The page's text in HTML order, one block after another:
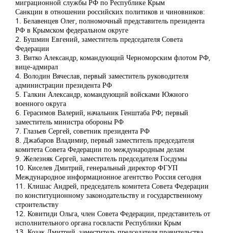
миграционной службы РФ по Республике Крым
Санкции в отношении российских политиков и чиновников:
1. Белавенцев Олег, полномочный представитель президента
РФ в Крымском федеральном округе
2. Бушмин Евгений, заместитель председателя Совета
Федерации
3. Витко Александр, командующий Черноморским флотом РФ,
вице-адмирал
4. Володин Вячеслав, первый заместитель руководителя
администрации президента РФ
5. Галкин Александр, командующий войсками Южного
военного округа
6. Герасимов Валерий, начальник Генштаба РФ; первый
заместитель министра обороны РФ
7. Глазьев Сергей, советник президента РФ
8. Джабаров Владимир, первый заместитель председателя
комитета Совета Федерации по международным делам
9. Железняк Сергей, заместитель председателя Госдумы
10. Киселев Дмитрий, генеральный директор ФГУП
Международное информационное агентство Россия сегодня
11. Клишас Андрей, председатель комитета Совета Федерации
по конституционному законодательству и государственному
строительству
12. Ковитиди Ольга, член Совета Федерации, представитель от
исполнительного органа госвласти Республики Крым